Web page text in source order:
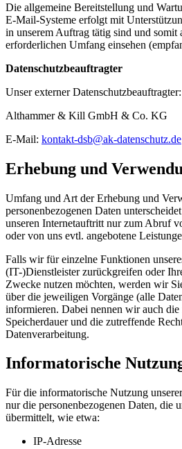
Die allgemeine Bereitstellung und
E-Mail-Systeme erfolgt mit
in unserem Auftrag tätig sind und
erforderlichen Umfang einsehen
Datenschutzbeauftragter
Unser externer Datenschutzbeauftragter:
Althammer & Kill GmbH & Co. KG
E-Mail: kontakt-dsb@ak-datenschutz.de
Erhebung und
Umfang und Art der Erhebung und
personenbezogenen Daten
unseren Internetauftritt nur zum Abruf
oder von uns evtl. angebotene
Falls wir für einzelne Funktionen
(IT-)Dienstleister zurückgreifen oder
Zwecke nutzen möchten, werden wir
über die jeweiligen Vorgänge (alle
informieren. Dabei nennen wir auch
Speicherdauer und die zutreffende
Datenverarbeitung.
Informatorische
Für die informatorische Nutzung
nur die personenbezogenen Daten, die
übermittelt, wie etwa:
IP-Adresse